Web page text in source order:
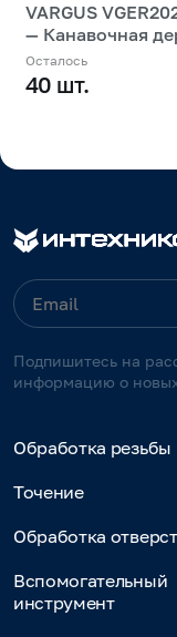
VARGUS
— Канавочная
моноблок
Осталось
40 шт.
Подпишитесь на
информацию о
Обработка резьбы
Точение
Обработка
Вспомогательный
инструмент